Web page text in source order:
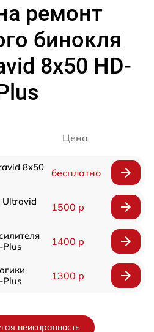
ремонт
бинокля
8x50 HD-
Цена
8x50
бесплатно
Ultravid
1500 р
Plus
1400 р
Plus
1300 р
неисправность